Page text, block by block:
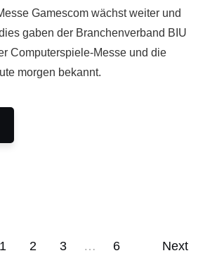
Gamescom wächst weiter und
gaben der Branchenverband BIU
Computerspiele-Messe und die
morgen bekannt.
1 2 3 … 6 Next